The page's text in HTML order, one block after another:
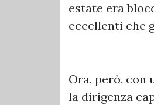
estate era
eccellenti che
Ora, però, con
la dirigenza